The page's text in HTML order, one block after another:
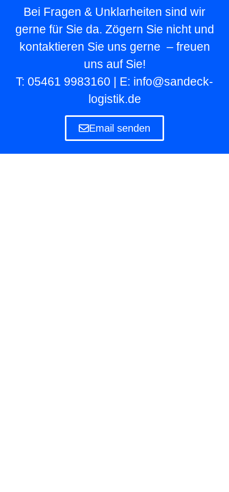
Bei Fragen & Unklarheiten sind wir
gerne für Sie da. Zögern Sie nicht und
kontaktieren Sie uns gerne – freuen
uns auf Sie!
T: 05461 9983160 | E: info@sandeck-
logistik.de
Email senden